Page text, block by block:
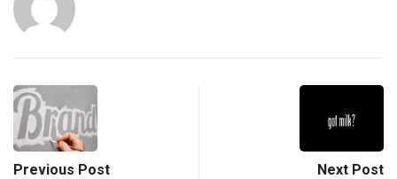
Previous Post Next Post